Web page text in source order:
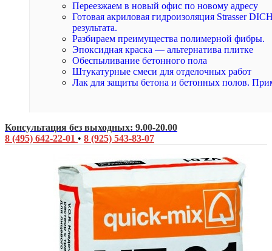
Переезжаем в новый офис по новому адресу
Готовая акриловая гидроизоляция Strasser
результата.
Разбираем преимущества полимерной фибры.
Эпоксидная краска — альтернатива плитке
Обеспыливание бетонного пола
Штукатурные смеси для отделочных работ
Лак для защиты бетона и бетонных полов.
Консультация без выходных: 9.00-20.00
8 (495) 642-22-01 • 8 (925) 543-83-07